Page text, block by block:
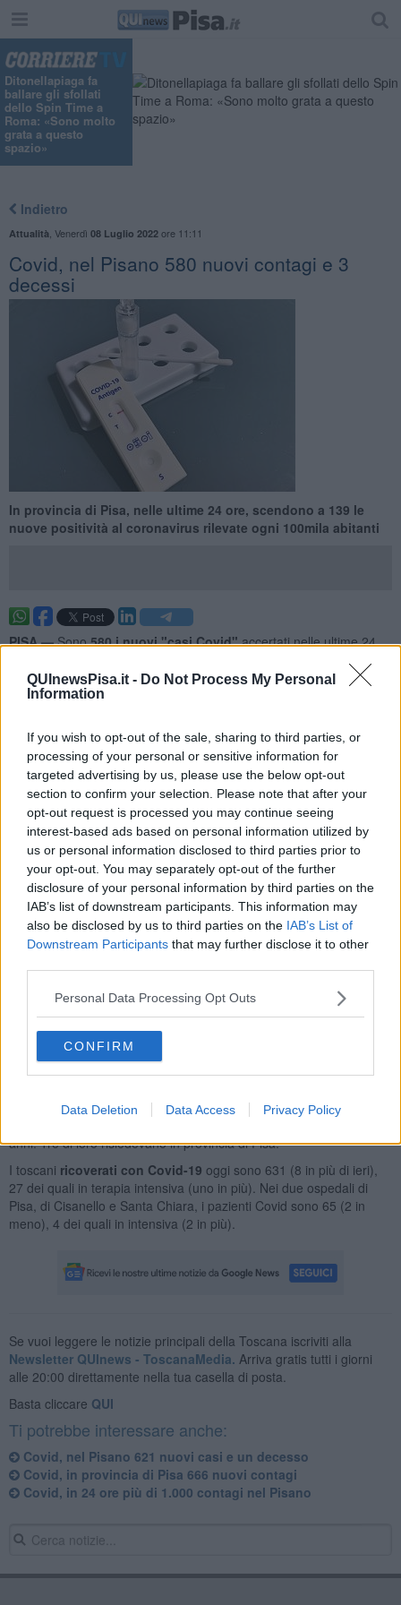
QUInewsPisa.it - Do Not Process My Personal
Information
If you wish to opt-out of the sale, sharing to third parties, or
processing of your personal or sensitive information for
targeted advertising by us, please use the below opt-out
section to confirm your selection. Please note that after your
opt-out request is processed you may continue seeing
interest-based ads based on personal information utilized by
us or personal information disclosed to third parties prior to
your opt-out. You may separately opt-out of the further
disclosure of your personal information by third parties on the
IAB’s list of downstream participants. This information may
also be disclosed by us to third parties on the IAB’s List of
Downstream Participants that may further disclose it to other
Personal Data Processing Opt Outs
CONFIRM
Data Deletion Data Access Privacy Policy
Ditonellapiaga fa
ballare gli sfollati
dello Spin Time a
Roma: «Sono molto
grata a questo
spazio»
Indietro
Attualità Venerdì 08 Luglio 2022ore 11:11
Covid, nel Pisano 580 nuovi contagi e 3
decessi
In provincia di Pisa, nelle ultime 24 ore, scendono a 139 le
nuove positività al coronavirus rilevate ogni 100mila abitanti
PISA —Sono580 i nuovi "casi Covid"accertati nelle ultime 24
coronavirus ogni 100mila abitanti, in linea con la media toscana
odierna (circa 141). Nel Pisano anche
residenza, per primi quelli con più nuovi contagi in rapporto alla
popolazione.
Area Pisana 341 casi:Crespina Lorenzana 21, Orciano Pisano 2,
Calci 16, Vecchiano 25, Santa Luce 3, Pisa 154, San Giuliano
Terme 48, Cascina 62, Vicopisano 8, Fauglia 2;
Valdera 141 casi:Calcinaia 24, Palaia 8, Santa Maria a Monte 21,
Chianni 2, Capannoli 9, Buti 7, Bientina 10, Pontedera 32, Casciana
Terme Lari 13, Ponsacco 11, Terricciola 3, Peccioli 1;
Monteverdi Marittimo 1, Pomarance 6, Casale Marittimo 1, Volterra
8, Riparbella 1;
Comprensorio del Cuoio 64 casi:
Sotto 14, Montopoli in Val d'Arno 10, Santa Croce sull'Arno 7;
complessivamente 5.165 nuovi casi di positività al virus e8
anni. Tre di loro risiedevano in provincia di Pisa.
I toscani ricoverati con Covid-19 oggi sono 631 (8 in più di ieri),
27 dei quali in terapia intensiva (uno in più). Nei due ospedali di
Pisa, di Cisanello e Santa Chiara, i pazienti Covid sono 65 (2 in
meno), 4 dei quali in intensiva (2 in più).
Se vuoi leggere le notizie principali della Toscana iscriviti alla
Newsletter QUInews - ToscanaMedia. Arriva gratis tutti i giorni
alle 20:00 direttamente nella tua casella di posta.
Basta cliccare QUI
Ti potrebbe interessare anche:
Covid, nel Pisano 621 nuovi casi e un decesso
Covid, in provincia di Pisa 666 nuovi contagi
Covid, in 24 ore più di 1.000 contagi nel Pisano